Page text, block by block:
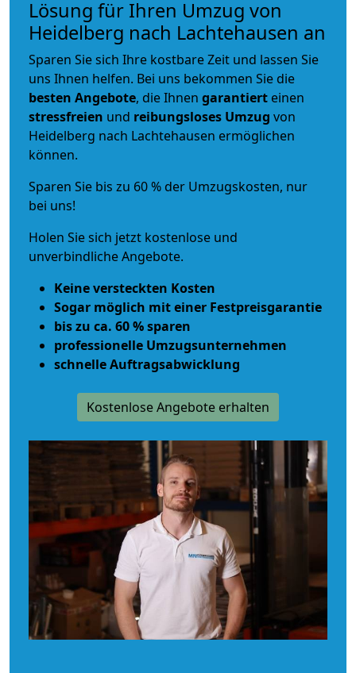
Lösung für Ihren Umzug von
Heidelberg nach Lachtehausen an
Sparen Sie sich Ihre kostbare Zeit und lassen Sie
uns Ihnen helfen. Bei uns bekommen Sie die
besten Angebote, die Ihnen garantiert einen
stressfreien und reibungsloses Umzug von
Heidelberg nach Lachtehausen ermöglichen
können.
Sparen Sie bis zu 60 % der Umzugskosten, nur
bei uns!
Holen Sie sich jetzt kostenlose und
unverbindliche Angebote.
Keine versteckten Kosten
Sogar möglich mit einer Festpreisgarantie
bis zu ca. 60 % sparen
professionelle Umzugsunternehmen
schnelle Auftragsabwicklung
Kostenlose Angebote erhalten